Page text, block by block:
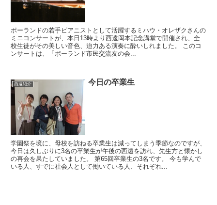
ポーランドの若手ピアニストとして活躍するミハウ・オレザクさんの
ミニコンサートが、本日13時より西遠岡本記念講堂で開催され、全
校生徒がその美しい音色、迫力ある演奏に酔いしれました。 このコ
ンサートは、「ポーランド市民交流友の会...
西遠紹介 今日の卒業生
学園祭を境に、母校を訪ねる卒業生は減ってしまう季節なのですが、
今日は久しぶりに3名の卒業生が午後の西遠を訪れ、先生方と懐かし
の再会を果たしていました。 第65回卒業生の3名です。 今も学んで
いる人、すでに社会人として働いている人、それぞれ...